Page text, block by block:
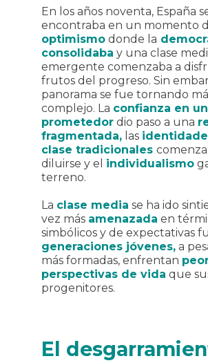
En los años noventa, España
encontraba en un momento
optimismo donde la
consolidaba y una clase
emergente comenzaba a
frutos del progreso. Sin
panorama se fue tornando
complejo. La confianza en
prometedor dio paso a una
fragmentada, las
clase tradicionales
diluirse y el individualismo
terreno.
La clase media se ha ido
vez más amenazada en
simbólicos y de expectativas
generaciones jóvenes, a
más formadas, enfrentan
perspectivas de vida que
progenitores.
El